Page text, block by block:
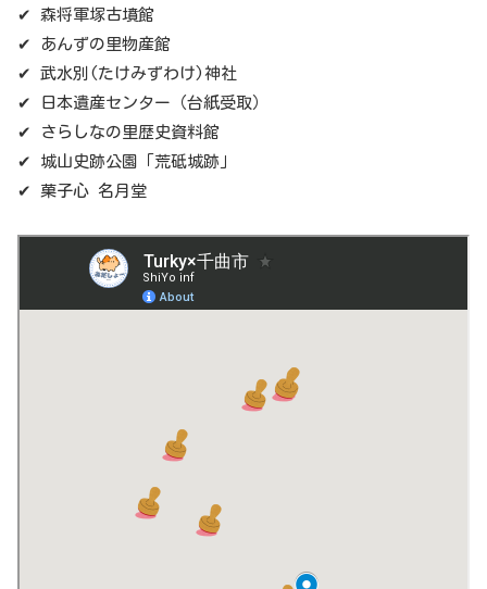
✔ 森将軍塚古墳館
✔ あんずの里物産館
✔ 武水別(たけみずわけ)神社
✔ 日本遺産センター（台紙受取）
✔ さらしなの里歴史資料館
✔ 城山史跡公園「荒砥城跡」
✔ 菓子心 名月堂